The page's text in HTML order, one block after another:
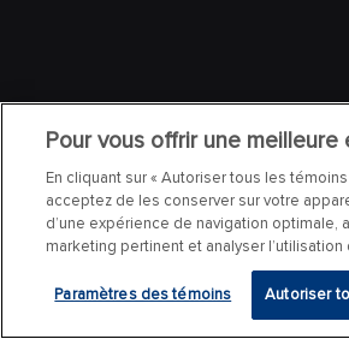
Pour vous offrir une meilleure
En cliquant sur « Autoriser tous les témoins
acceptez de les conserver sur votre
d’une expérience de navigation optimale,
marketing pertinent et analyser l’utilisation
Paramètres des témoins Autoriser